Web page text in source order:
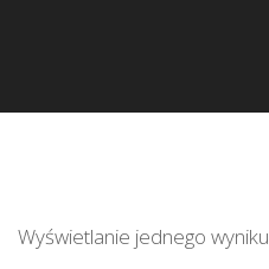
Wyświetlanie jednego wyniku